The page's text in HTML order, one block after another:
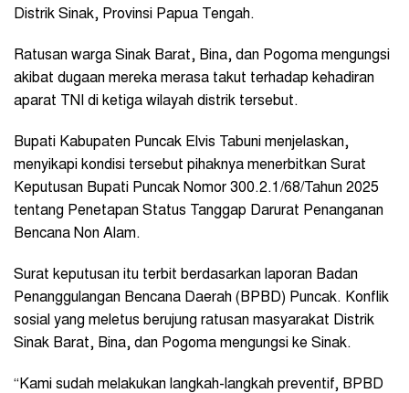
Distrik Sinak, Provinsi Papua Tengah.
Ratusan warga Sinak Barat, Bina, dan Pogoma mengungsi
akibat dugaan mereka merasa takut terhadap kehadiran
aparat TNI di ketiga wilayah distrik tersebut.
Bupati Kabupaten Puncak Elvis Tabuni menjelaskan,
menyikapi kondisi tersebut pihaknya menerbitkan Surat
Keputusan Bupati Puncak Nomor 300.2.1/68/Tahun 2025
tentang Penetapan Status Tanggap Darurat Penanganan
Bencana Non Alam.
Surat keputusan itu terbit berdasarkan laporan Badan
Penanggulangan Bencana Daerah (BPBD) Puncak. Konflik
sosial yang meletus berujung ratusan masyarakat Distrik
Sinak Barat, Bina, dan Pogoma mengungsi ke Sinak.
“Kami sudah melakukan langkah-langkah preventif, BPBD